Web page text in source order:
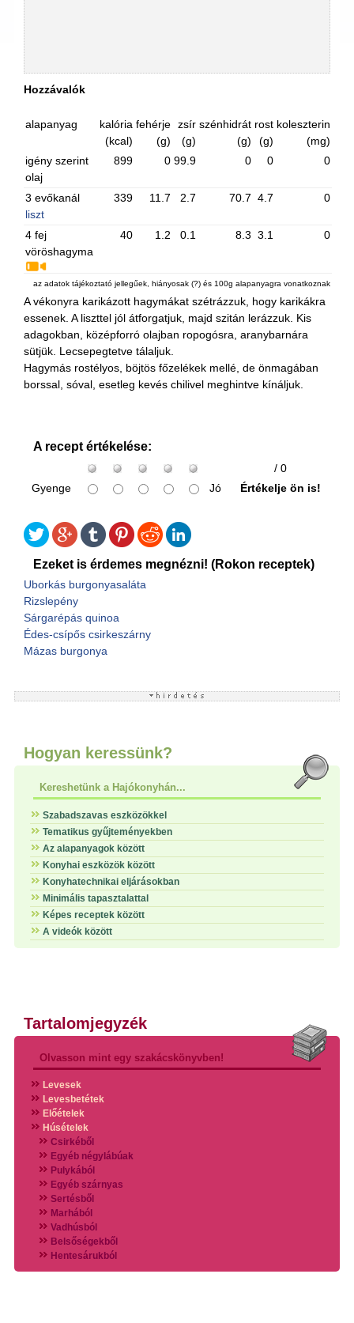
Hozzávalók
alapanyag
kalória
(kcal)
fehérje
(g)
zsír
(g)
szénhidrát
(g)
rost
(g)
koleszterin
(mg)
igény szerint
olaj
899 0 99.9 0 0 0
3 evőkanál
liszt
339 11.7 2.7 70.7 4.7 0
4 fej
vöröshagyma
40 1.2 0.1 8.3 3.1 0
az adatok tájékoztató jellegűek, hiányosak (?) és 100g alapanyagra vonatkoznak
A vékonyra karikázott hagymákat szétrázzuk, hogy karikákra
essenek. A liszttel jól átforgatjuk, majd szitán lerázzuk. Kis
adagokban, középforró olajban ropogósra, aranybarnára
sütjük. Lecsepegtetve tálaljuk.
Hagymás rostélyos, böjtös főzelékek mellé, de önmagában
borssal, sóval, esetleg kevés chilivel meghintve kínáljuk.
A recept értékelése:
/ 0
Gyenge
Jó Értékelje ön is!
Ezeket is érdemes megnézni! (Rokon receptek)
Uborkás burgonyasaláta
Rizslepény
Sárgarépás quinoa
Édes-csípős csirkeszárny
Mázas burgonya
Hogyan keressünk?
Kereshetünk a Hajókonyhán...
Szabadszavas eszközökkel
Tematikus gyűjteményekben
Az alapanyagok között
Konyhai eszközök között
Konyhatechnikai eljárásokban
Minimális tapasztalattal
Képes receptek között
A videók között
Tartalomjegyzék
Olvasson mint egy szakácskönyvben!
Levesek
Levesbetétek
Előételek
Húsételek
Csirkéből
Egyéb négylábúak
Pulykából
Egyéb szárnyas
Sertésből
Marhából
Vadhúsból
Belsőségekből
Hentesárukból
Vadszárnyasokból